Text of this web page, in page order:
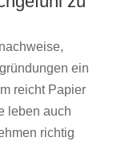
ein
reicht Papier
leben auch
richtig